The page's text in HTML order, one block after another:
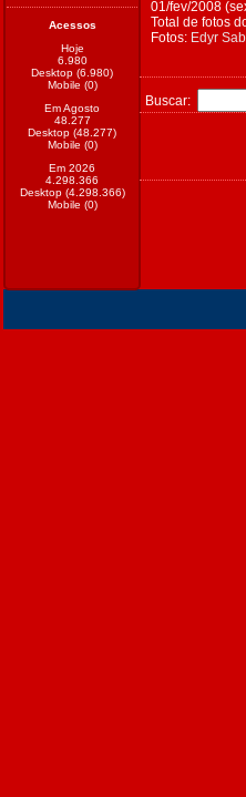
Acessos
Hoje
6.980
Desktop (6.980)
Mobile (0)
Em Agosto
48.277
Desktop (48.277)
Mobile (0)
Em 2026
4.298.366
Desktop (4.298.366)
Mobile (0)
01/fev/2008
Total de fotos
Fotos: Edyr
Buscar: